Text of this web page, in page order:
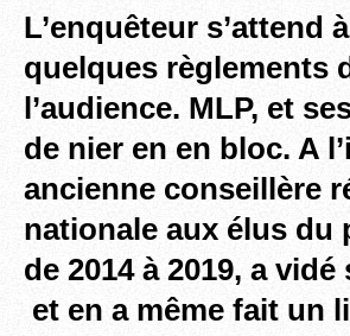
L’enquêteur s’attend
quelques règlements
l’audience. MLP, et
de nier en en bloc. A
ancienne conseillère
nationale aux élus du
de 2014 à 2019, a
et en a même fait un